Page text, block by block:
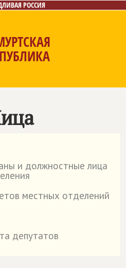
РОССИЯ
и должностные лица
местных отделений
депутатов